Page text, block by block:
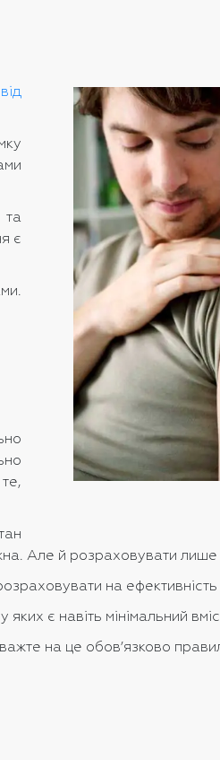
та
є
Але й розраховувати
на
є навіть мінімальний
на це обов’язково